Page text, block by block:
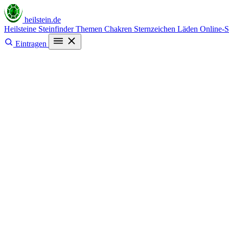
heilstein.de
Heilsteine SteinfinderThemen Chakren Sternzeichen Läden Online-
Eintragen